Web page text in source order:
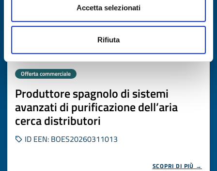
Accetta selezionati
Rifiuta
Offerta commerciale
Produttore spagnolo di sistemi
avanzati di purificazione dell’aria
cerca distributori
ID EEN: BOES20260311013
SCOPRI DI PIÙ →